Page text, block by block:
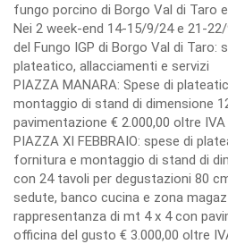
fungo porcino di Borgo Val di Taro
Nei 2 week-end 14-15/9/24 e 21-
del Fungo IGP di Borgo Val di
plateatico, allacciamenti e servizi
PIAZZA MANARA: Spese di
montaggio di stand di dimensione
pavimentazione € 2.000,00 oltre IVA
PIAZZA XI FEBBRAIO: spese di
fornitura e montaggio di stand di
con 24 tavoli per degustazioni 80
sedute, banco cucina e zona
rappresentanza di mt 4 x 4 con
officina del gusto € 3.000,00 oltre